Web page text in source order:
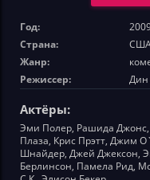
Год:
Страна:
Жанр:
Режиссер:
Дин
Актёры:
Эми Полер, Рашида
Плаза, Крис Прэтт, Джим
Шнайдер, Джей Джексон,
Берлинсон, Памела Рид,